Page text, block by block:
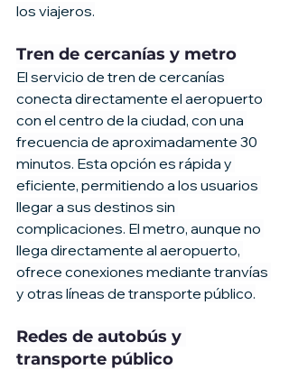
los viajeros.
Tren de cercanías y metro
El servicio de tren de cercanías
conecta directamente el aeropuerto
con el centro de la ciudad, con una
frecuencia de aproximadamente 30
minutos. Esta opción es rápida y
eficiente, permitiendo a los usuarios
llegar a sus destinos sin
complicaciones. El metro, aunque no
llega directamente al aeropuerto,
ofrece conexiones mediante tranvías
y otras líneas de transporte público.
Redes de autobús y
transporte público